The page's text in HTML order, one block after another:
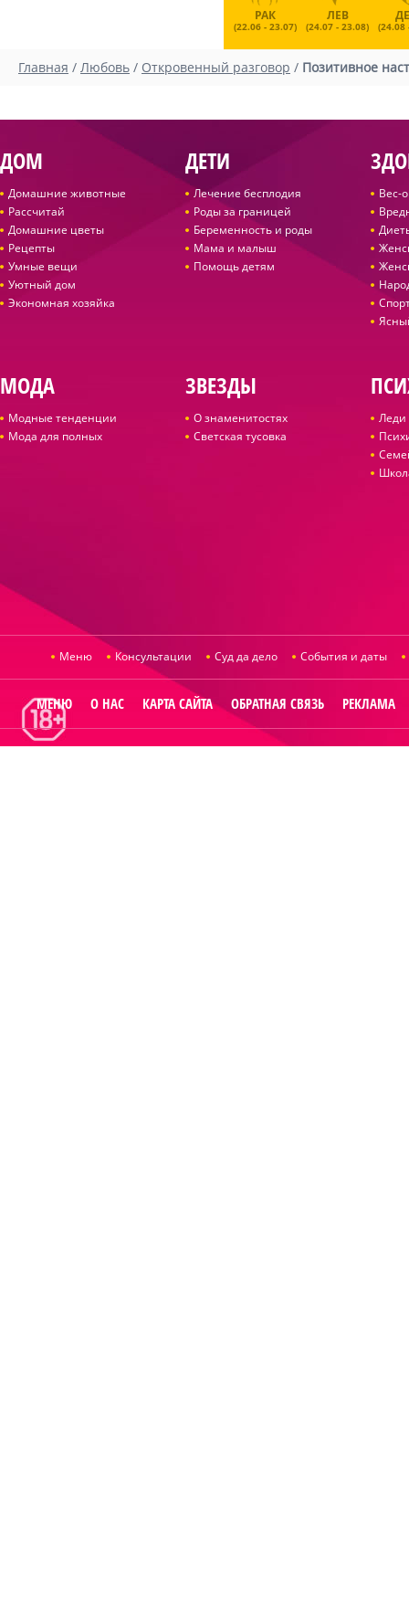
РАК
(22.06 - 23.07)
ЛЕВ
(24.07 - 23.08) (24.08
Главная / Любовь / Откровенный разговор / Позитивное
ДОМ
Домашние животные
Рассчитай
Домашние цветы
Рецепты
Умные вещи
Уютный дом
Экономная хозяйка
ДЕТИ
Лечение бесплодия
Роды за границей
Беременность и роды
Мама и малыш
Помощь детям
Вес-
МОДА
Модные тенденции
Мода для полных
ЗВЕЗДЫ
О знаменитостях
Светская тусовка
Леди
Меню Консультации Суд да дело События и даты
МЕНЮ О НАС КАРТА САЙТА ОБРАТНАЯ СВЯЗЬ РЕКЛАМА